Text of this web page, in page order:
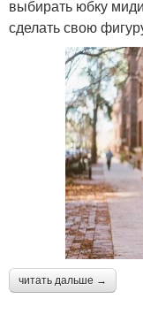
выбирать юбку
сделать свою
читать дальше →